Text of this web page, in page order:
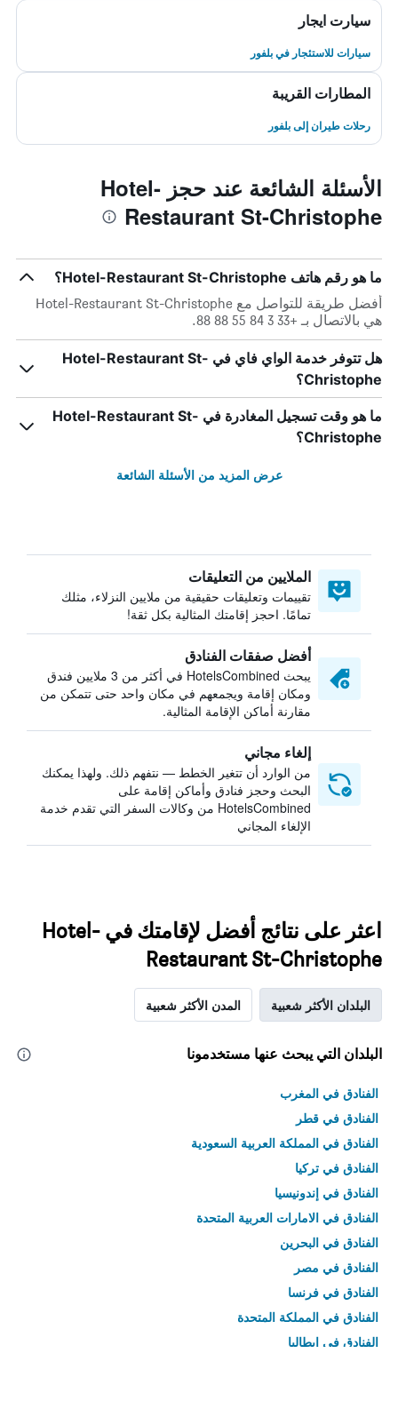
سيارت ايجار
سيارات للاستئجار في بلفور
المطارات القريبة
رحلات طيران إلى بلفور
الأسئلة الشائعة عند حجز Hotel-
Restaurant St-Christophe
ما هو رقم هاتف Hotel-Restaurant St-Christophe؟
أفضل طريقة للتواصل مع Hotel-Restaurant St-Christophe
هي بالاتصال بـ +33 3 84 55 88 88.
هل تتوفر خدمة الواي فاي في Hotel-Restaurant St-
Christophe؟
ما هو وقت تسجيل المغادرة في Hotel-Restaurant St-
Christophe؟
عرض المزيد من الأسئلة الشائعة
الملايين من التعليقات
تقييمات وتعليقات حقيقية من ملايين النزلاء، مثلك
تمامًا. احجز إقامتك المثالية بكل ثقة!
أفضل صفقات الفنادق
يبحث HotelsCombined في أكثر من 3 ملايين فندق
ومكان إقامة ويجمعهم في مكان واحد حتى تتمكن من
مقارنة أماكن الإقامة المثالية.
إلغاء مجاني
من الوارد أن تتغير الخطط — نتفهم ذلك. ولهذا يمكنك
البحث وحجز فنادق وأماكن إقامة على
HotelsCombined من وكالات السفر التي تقدم خدمة
الإلغاء المجاني
اعثر على نتائج أفضل لإقامتك في Hotel-
Restaurant St-Christophe
البلدان الأكثر شعبية المدن الأكثر شعبية
البلدان التي يبحث عنها مستخدمونا
الفنادق في المغرب
الفنادق في قطر
الفنادق في المملكة العربية السعودية
الفنادق في تركيا
الفنادق في إندونيسيا
الفنادق في الامارات العربية المتحدة
الفنادق في البحرين
الفنادق في مصر
الفنادق في فرنسا
الفنادق في المملكة المتحدة
الفنادق في إيطاليا